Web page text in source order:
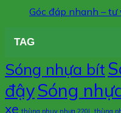
Góc đáp nhanh – tư
TAG
Sóng nhựa bít
đậySóng
xe thùng phuy nhựa 220L thùng